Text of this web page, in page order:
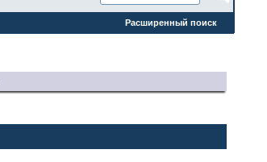
Расширенный поиск